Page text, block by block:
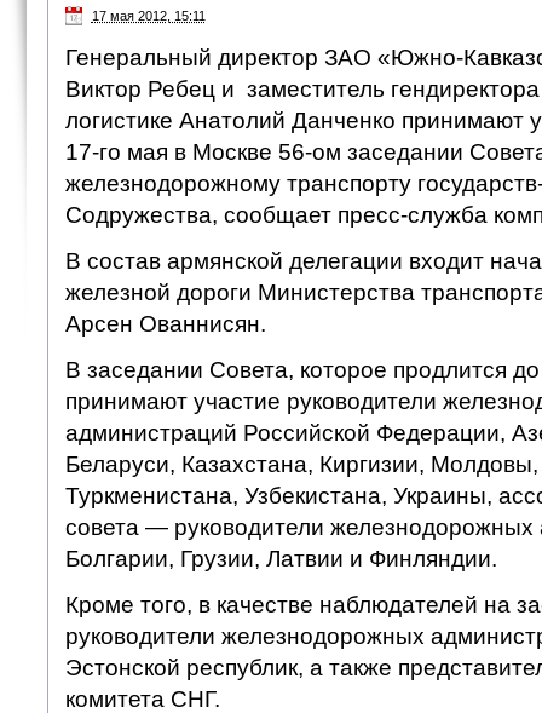
17 мая 2012, 15:11
Генеральный директор ЗАО «Южно-
Виктор Ребец и заместитель
логистике Анатолий Данченко принимают
17-го мая в Москве 56-ом заседании
железнодорожному транспорту
Содружества, сообщает пресс-служба
В состав армянской делегации входит
железной дороги Министерства
Арсен Ованнисян.
В заседании Совета, которое продлится
принимают участие руководители
администраций Российской Федерации,
Беларуси, Казахстана, Киргизии,
Туркменистана, Узбекистана, Украины,
совета — руководители железнодорожных
Болгарии, Грузии, Латвии и Финляндии.
Кроме того, в качестве наблюдателей на
руководители железнодорожных
Эстонской республик, а также
комитета СНГ.